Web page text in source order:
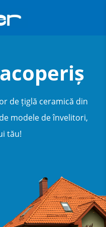
de țiglă ceramică din
modele de învelitori,
tău!